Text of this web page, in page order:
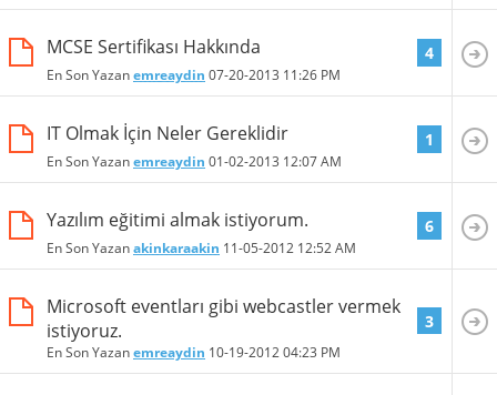
MCSE Sertifikası Hakkında
En Son Yazanemreaydin 07-20-2013 11:26 PM
4
IT Olmak İçin Neler Gereklidir
En Son Yazanemreaydin 01-02-2013 12:07 AM
1
Yazılım eğitimi almak istiyorum.
En Son Yazanakinkaraakin 11-05-2012 12:52 AM
6
Microsoft eventları gibi webcastler vermek
istiyoruz.
En Son Yazanemreaydin 10-19-201204:23 PM
3